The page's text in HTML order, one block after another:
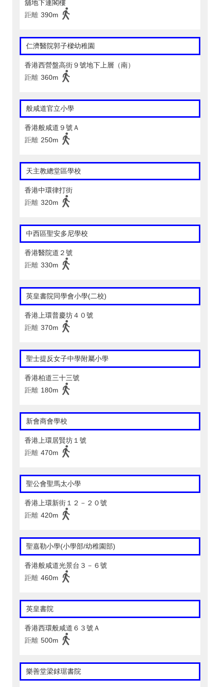
舖地下連閣樓
距離 390m
仁濟醫院郭子樑幼稚園
香港西營盤高街９號地下上層（南）
距離 360m
般咸道官立小學
香港般咸道９號Ａ
距離 250m
天主教總堂區學校
香港中環律打街
距離 320m
中西區聖安多尼學校
香港醫院道２號
距離 330m
英皇書院同學會小學(二校)
香港上環普慶坊４０號
距離 370m
聖士提反女子中學附屬小學
香港柏道三十三號
距離 180m
新會商會學校
香港上環居賢坊１號
距離 470m
聖公會聖馬太小學
香港上環新街１２－２０號
距離 420m
聖嘉勒小學(小學部/幼稚園部)
香港般咸道光景台３－６號
距離 460m
英皇書院
香港西環般咸道６３號Ａ
距離 500m
樂善堂梁銶琚書院